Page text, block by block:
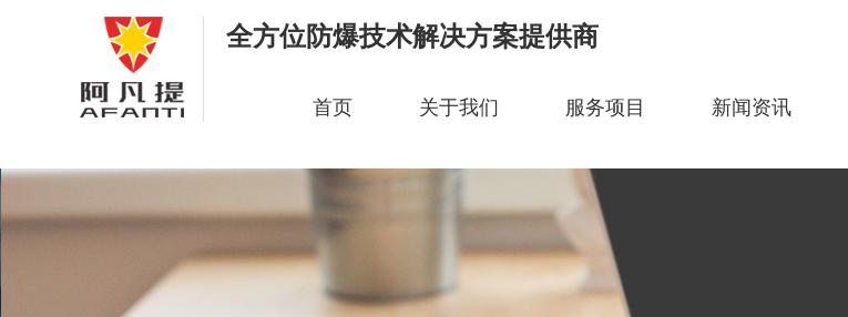
全方位防爆技术解决方案提供商
首页 关于我们 服务项目 新闻资讯